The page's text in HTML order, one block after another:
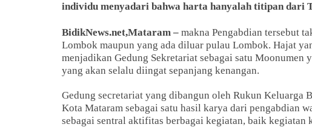
individu menyadari bahwa harta hanyalah titipan dari
BidikNews.net,Mataram – makna Pengabdian tersebut
Lombok maupun yang ada diluar pulau Lombok. Hajat
menjadikan Gedung Sekretariat sebagai satu Moonumen
yang akan selalu diingat sepanjang kenangan.
Gedung secretariat yang dibangun oleh Rukun
Kota Mataram sebagai satu hasil karya dari pengabdian
sebagai sentral aktifitas berbagai kegiatan, baik kegiatan